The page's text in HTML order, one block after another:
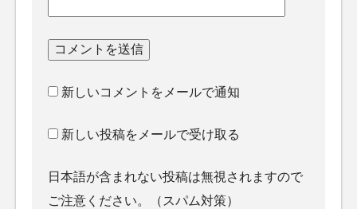
新しいコメントをメールで通知
新しい投稿をメールで受け取る
日本語が含まれない投稿は無視されますので
ご注意ください。（スパム対策）